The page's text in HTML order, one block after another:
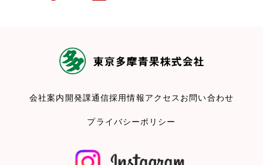
会社案内 開発課通信採用情報アクセス お問い合わせ
プライバシーポリシー